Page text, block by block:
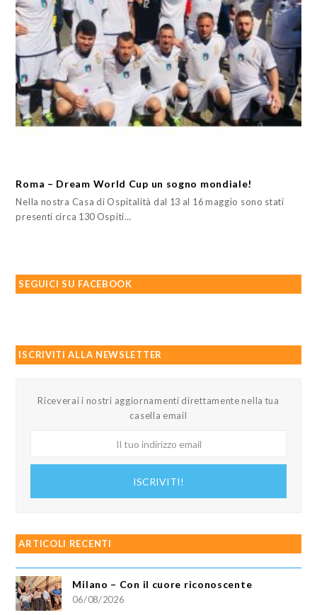
Roma – Dream World Cup un sogno mondiale!
Nella nostra Casa di Ospitalità dal 13 al 16 maggio sono stati
presenti circa 130 Ospiti…
SEGUICI SU FACEBOOK
ISCRIVITI ALLA NEWSLETTER
Riceverai i nostri aggiornamenti direttamente nella tua
casella email
ISCRIVITI!
ARTICOLI RECENTI
Milano – Con il cuore riconoscente
06/08/2026